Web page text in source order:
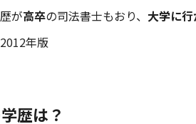
が高卒の司法書士もおり、 大学に
年版
歴は？